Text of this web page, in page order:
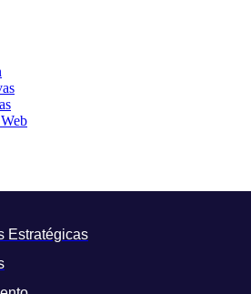
Estratégicas